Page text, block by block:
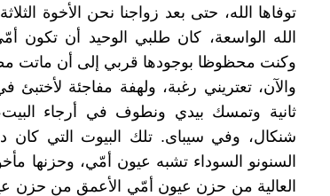
توفاها الله، حتى بعد زواجنا نحن الأخوة
الله الواسعة، كان طلبي الوحيد أن
وكنت محظوظا بوجودها قربي إلى أن ماتت
والآن، تعتريني رغبة، ولهفة مفاجئة
ثانية وتمسك بيدي ونطوف في أرجاء البيت،
شنكال، وفي سيباى. تلك البيوت التي كان
السنونو السوداء تشبه عيون أمّي، وحزنها
العالية من حزن عيون أمّي الأعمق من حزن